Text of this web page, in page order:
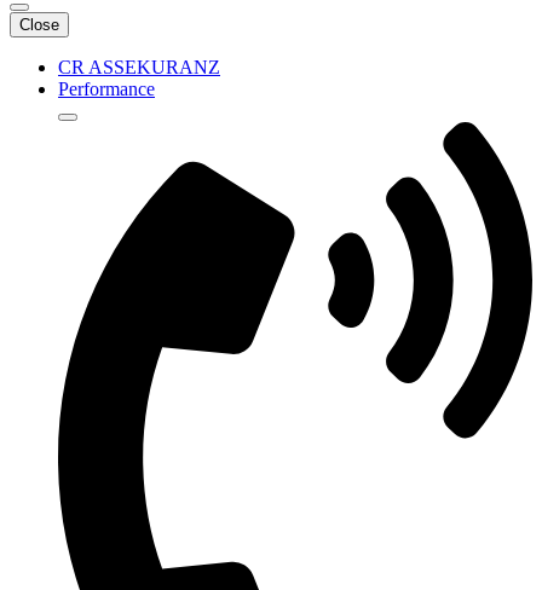
Close
CR ASSEKURANZ
Performance